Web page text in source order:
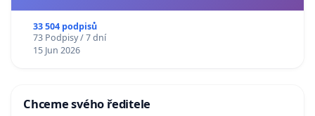
33 504 podpisů
73 Podpisy / 7 dní
15 Jun 2026
Chceme svého ředitele